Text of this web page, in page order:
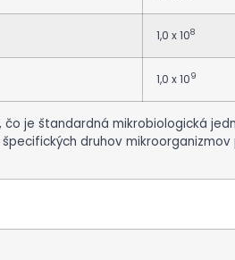
1,0 x 108
1,0 x 109
čo je štandardná mikrobiologická
druhov